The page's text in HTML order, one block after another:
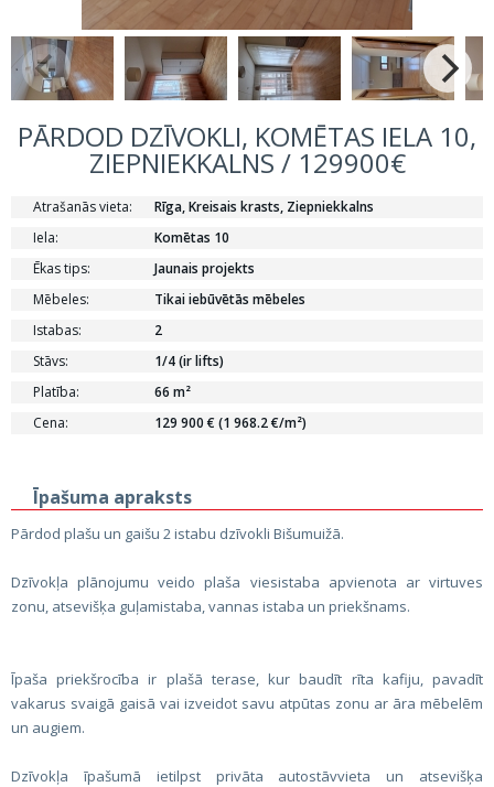
PĀRDOD DZĪVOKLI, KOMĒTAS IELA 10,
ZIEPNIEKKALNS / 129900€
Atrašanās vieta:
Rīga, Kreisais krasts, Ziepniekkalns
Iela:
Komētas 10
Ēkas tips:
Jaunais projekts
Mēbeles:
Tikai iebūvētās mēbeles
Istabas:
2
Stāvs:
1/4 (ir lifts)
Platība:
66 m²
Cena:
129 900 € (1 968.2 €/m²)
Īpašuma apraksts
Pārdod plašu un gaišu 2 istabu dzīvokli Bišumuižā.
Dzīvokļa plānojumu veido plaša viesistaba apvienota ar virtuves
zonu, atsevišķa guļamistaba, vannas istaba un priekšnams.
Īpaša priekšrocība ir plašā terase, kur baudīt rīta kafiju, pavadīt
vakarus svaigā gaisā vai izveidot savu atpūtas zonu ar āra mēbelēm
un augiem.
Dzīvokļa īpašumā ietilpst privāta autostāvvieta un atsevišķa